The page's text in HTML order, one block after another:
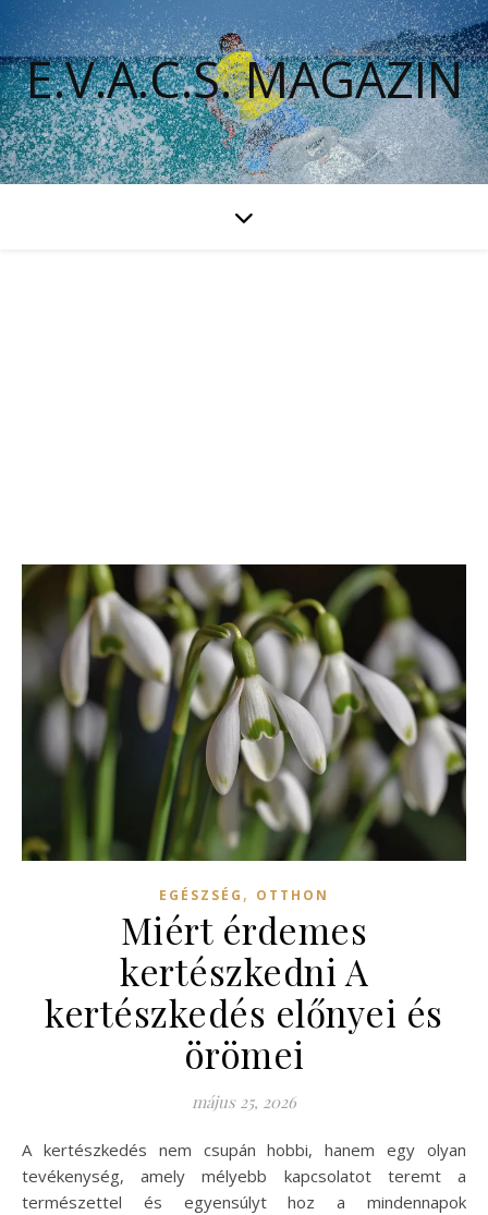
E.V.A.C.S. MAGAZIN
EGÉSZSÉG , OTTHON
Miért érdemes
kertészkedni A
kertészkedés előnyei és
örömei
május 25, 2026
A kertészkedés nem csupán hobbi, hanem egy olyan
tevékenység, amely mélyebb kapcsolatot teremt a
természettel és egyensúlyt hoz a mindennapok